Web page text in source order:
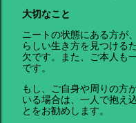
大切なこと
ニートの状態にある方が
らしい生き方を見つける
欠です。また、ご本人も
です。
もし、ご自身や周りの方
いる場合は、一人で抱え
とをお勧めします。